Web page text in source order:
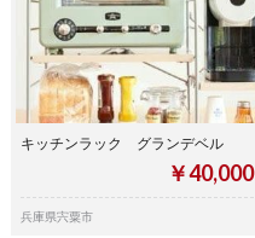
キッチンラック グランデベル
￥40,000
兵庫県宍粟市